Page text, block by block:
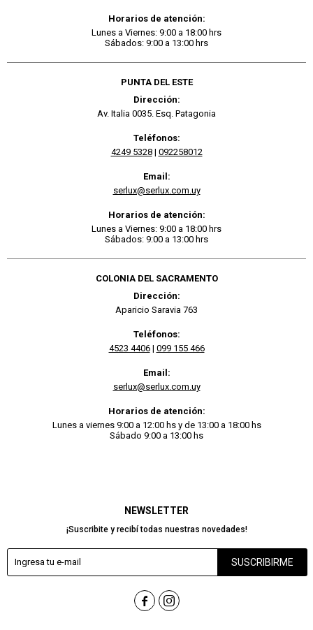
NEWSLETTER
¡Suscribite y recibí todas nuestras novedades!
SUSCRIBIRME
 
Horarios de atención:
Lunes a Viernes: 9:00 a 18:00 hrs
Sábados: 9:00 a 13:00 hrs
PUNTA DEL ESTE
Dirección:
Av. Italia 0035. Esq. Patagonia
Teléfonos:
4249 5328| 092258012
Email:
serlux@serlux.com.uy
Horarios de atención:
Lunes a Viernes: 9:00 a 18:00 hrs
Sábados: 9:00 a 13:00 hrs
COLONIA DEL SACRAMENTO
Dirección:
Aparicio Saravia 763
Teléfonos:
4523 4406| 099 155 466
Email:
serlux@serlux.com.uy
Horarios de atención:
Lunes a viernes 9:00 a 12:00 hs y de 13:00 a 18:00 hs
Sábado 9:00 a 13:00 hs